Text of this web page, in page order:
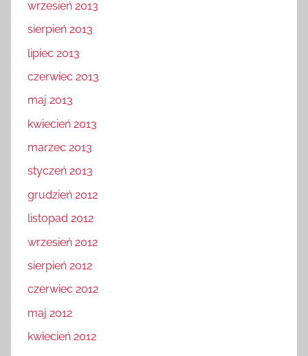
wrzesień 2013
sierpień 2013
lipiec 2013
czerwiec 2013
maj 2013
kwiecień 2013
marzec 2013
styczeń 2013
grudzień 2012
listopad 2012
wrzesień 2012
sierpień 2012
czerwiec 2012
maj 2012
kwiecień 2012